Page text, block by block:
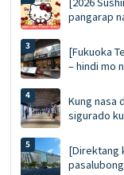
pangarap
[Fukuoka
– hindi mo na
na mga
Kung nasa
sigurado
mga
[Direktang